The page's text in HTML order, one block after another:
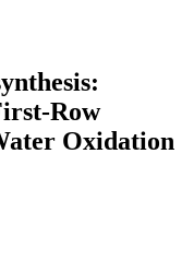
Row
Oxidation